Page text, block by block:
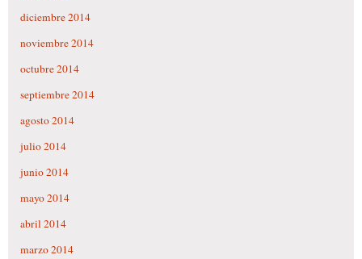
diciembre 2014
noviembre 2014
octubre 2014
septiembre 2014
agosto 2014
julio 2014
junio 2014
mayo 2014
abril 2014
marzo 2014